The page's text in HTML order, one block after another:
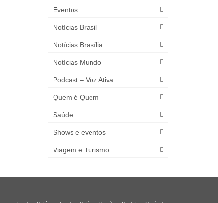
Eventos
Notícias Brasil
Notícias Brasília
Notícias Mundo
Podcast – Voz Ativa
Quem é Quem
Saúde
Shows e eventos
Viagem e Turismo